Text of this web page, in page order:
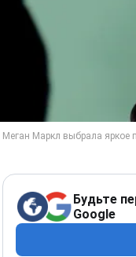
Будьте
Google